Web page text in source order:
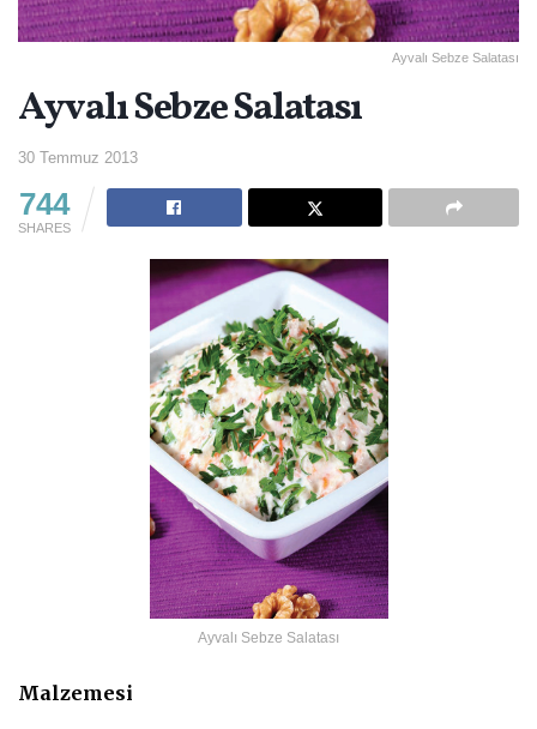
Ayvalı Sebze Salatası
Ayvalı Sebze Salatası
30 Temmuz 2013
744
SHARES
Ayvalı Sebze Salatası
Malzemesi